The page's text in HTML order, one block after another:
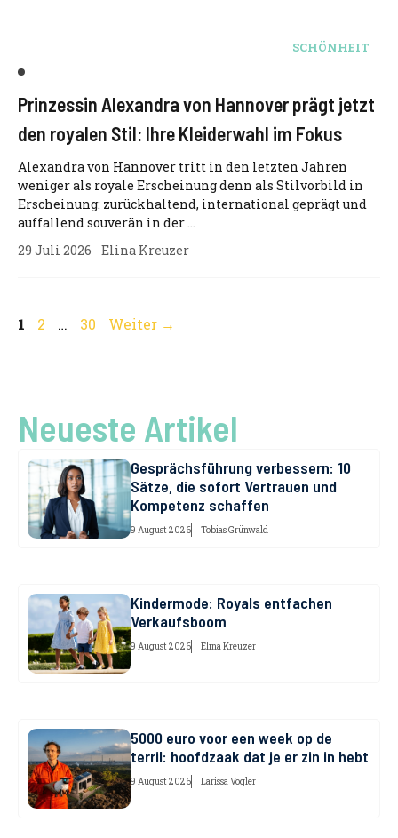
SCHÖNHEIT
Prinzessin Alexandra von Hannover prägt jetzt
den royalen Stil: Ihre Kleiderwahl im Fokus
Alexandra von Hannover tritt in den letzten Jahren
weniger als royale Erscheinung denn als Stilvorbild in
Erscheinung: zurückhaltend, international geprägt und
auffallend souverän in der ...
29 Juli 2026
Elina Kreuzer
Seite
1 Seite
2 … Seite
30 Weiter →
Neueste Artikel
Gesprächsführung verbessern: 10
Sätze, die sofort Vertrauen und
Kompetenz schaffen
9 August 2026 Tobias Grünwald
Kindermode: Royals entfachen
Verkaufsboom
9 August 2026 Elina Kreuzer
5000 euro voor een week op de
terril: hoofdzaak dat je er zin in hebt
9 August 2026 Larissa Vogler